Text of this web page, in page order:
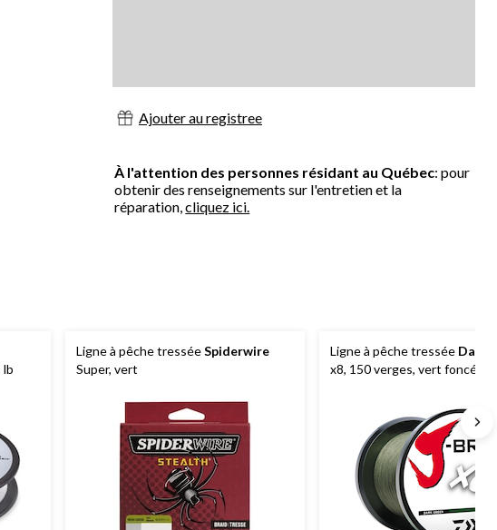
Ajouter au registree
À l'attention des personnes résidant au Québec: pour
obtenir des renseignements sur l'entretien et la
réparation,cliquez ici.
lb
Ligne à pêche tresséeSpiderwire
Super, vert
Ligne à pêche tressée Daiwa
x8, 150 verges, vert foncé